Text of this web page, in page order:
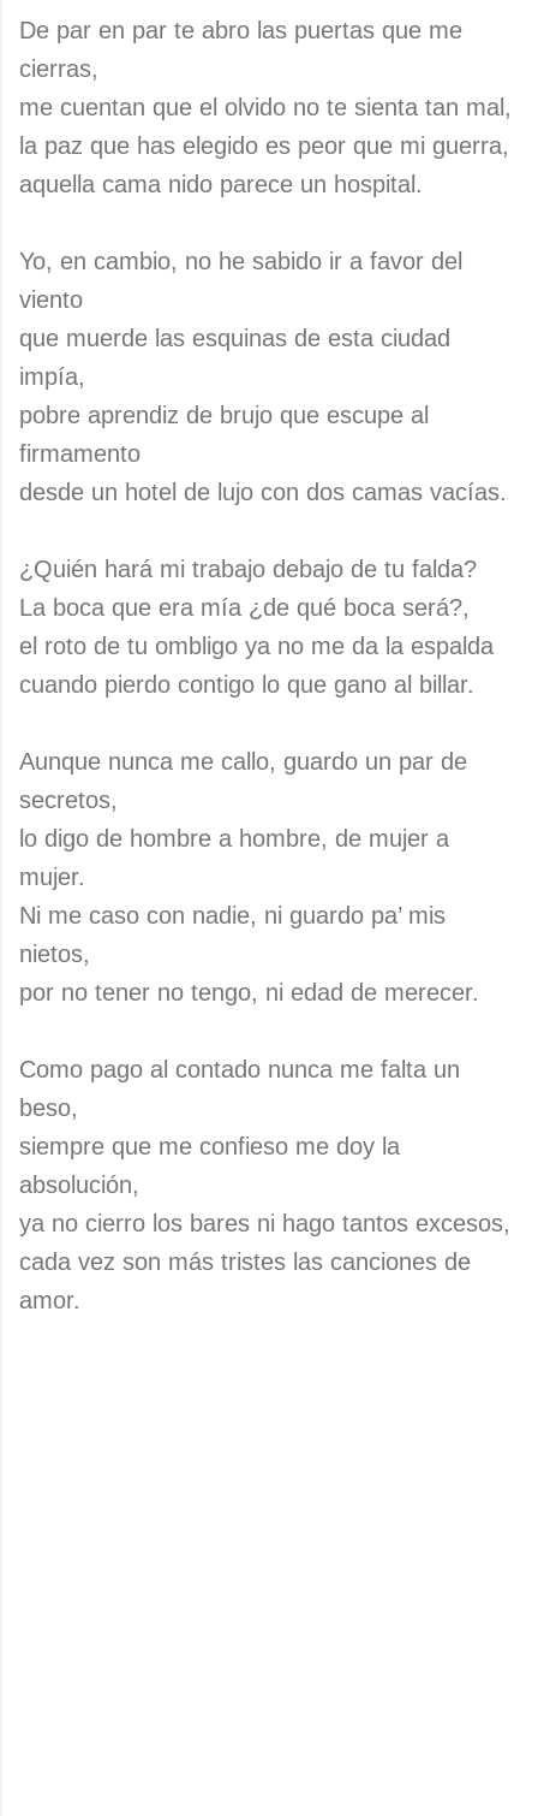
De par en par te abro las puertas que me
cierras,
me cuentan que el olvido no te sienta tan mal,
la paz que has elegido es peor que mi guerra,
aquella cama nido parece un hospital.
Yo, en cambio, no he sabido ir a favor del
viento
que muerde las esquinas de esta ciudad
impía,
pobre aprendiz de brujo que escupe al
firmamento
desde un hotel de lujo con dos camas vacías.
¿Quién hará mi trabajo debajo de tu falda?
La boca que era mía ¿de qué boca será?,
el roto de tu ombligo ya no me da la espalda
cuando pierdo contigo lo que gano al billar.
Aunque nunca me callo, guardo un par de
secretos,
lo digo de hombre a hombre, de mujer a
mujer.
Ni me caso con nadie, ni guardo pa’ mis
nietos,
por no tener no tengo, ni edad de merecer.
Como pago al contado nunca me falta un
beso,
siempre que me confieso me doy la
absolución,
ya no cierro los bares ni hago tantos excesos,
cada vez son más tristes las canciones de
amor.